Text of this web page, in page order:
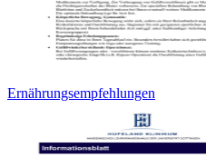
Ernährungsempfehlungen